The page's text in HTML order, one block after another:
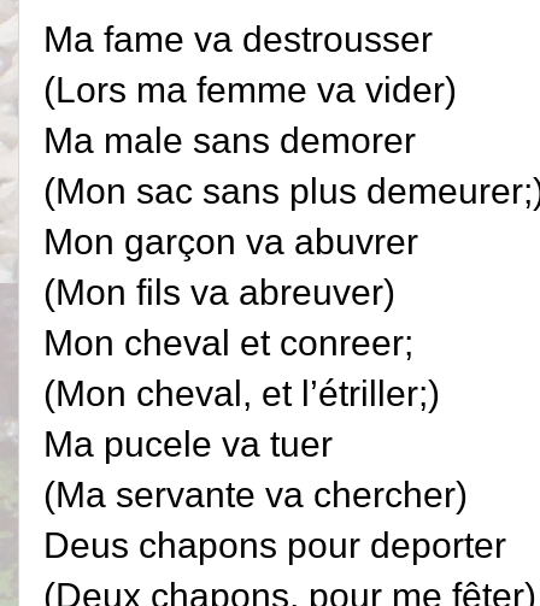
Ma fame va destrousser
(Lors ma femme va vider)
Ma male sans demorer
(Mon sac sans plus
Mon garçon va abuvrer
(Mon fils va abreuver)
Mon cheval et conreer;
(Mon cheval, et l’étriller;)
Ma pucele va tuer
(Ma servante va chercher)
Deus chapons pour deporter
(Deux chapons, pour me fêter)